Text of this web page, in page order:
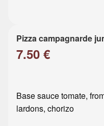
Pizza campagnarde
7.50 €
Base sauce tomate,
lardons, chorizo